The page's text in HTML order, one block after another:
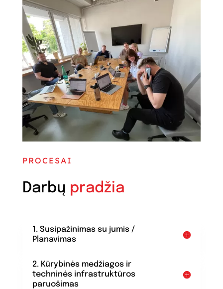
PROCESAI
Darbų pradžia
1. Susipažinimas su jumis /
Planavimas
2. Kūrybinės medžiagos ir
techninės infrastruktūros
paruošimas